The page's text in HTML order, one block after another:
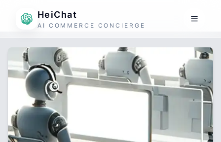
HeiChat
AI COMMERCE CONCIERGE